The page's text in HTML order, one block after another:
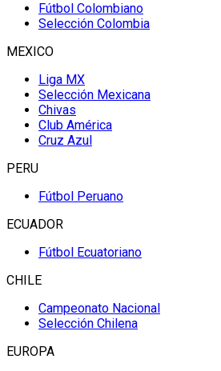
Fútbol Colombiano
Selección Colombia
MEXICO
Liga MX
Selección Mexicana
Chivas
Club América
Cruz Azul
PERU
Fútbol Peruano
ECUADOR
Fútbol Ecuatoriano
CHILE
Campeonato Nacional
Selección Chilena
EUROPA